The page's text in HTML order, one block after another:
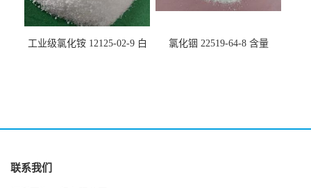
工业级氯化铵 12125-02-9 白
氯化铟 22519-64-8 含量
联系我们